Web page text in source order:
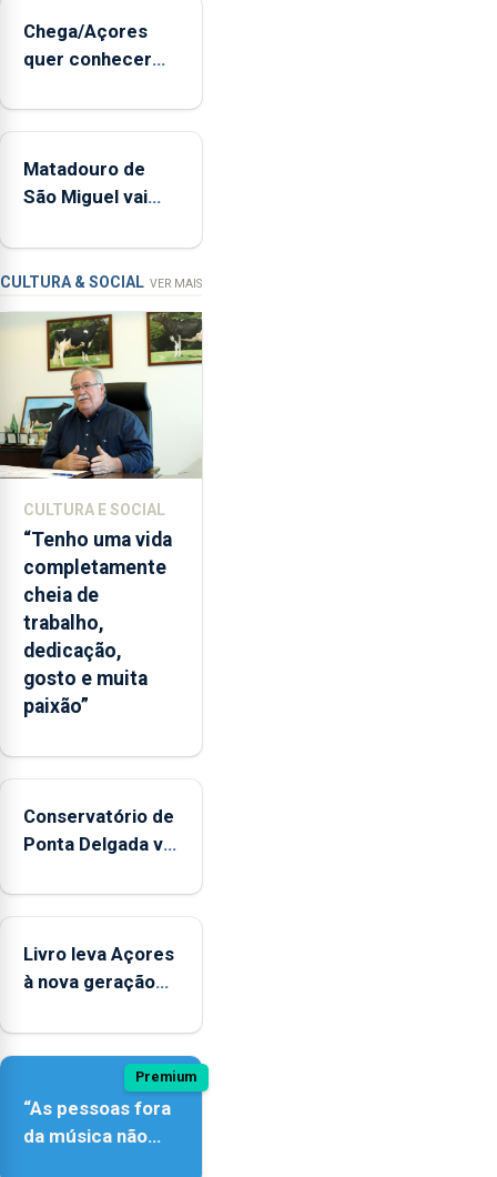
uma
harpa,
permitindo
reforçar
condições
de
ensino
instituição
Chega/Açores
quer conhecer
controlar a dívida
Matadouro de
São Miguel vai
requalificação
CULTURA & SOCIAL VER MAIS
CULTURA E SOCIAL
“Tenho uma vida
completamente
cheia de
trabalho,
dedicação,
gosto e muita
paixão”
Conservatório de
Ponta Delgada vai
novos
Livro leva Açores
à nova geração
Premium
“As pessoas fora
da música não